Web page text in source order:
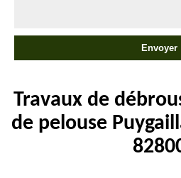
Travaux de
de pelouse